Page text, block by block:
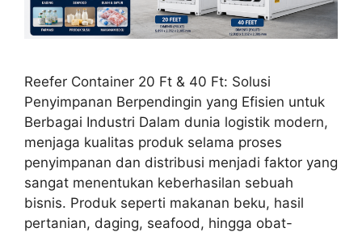
Reefer Container 20 Ft & 40 Ft: Solusi
Penyimpanan Berpendingin yang Efisien untuk
Berbagai Industri Dalam dunia logistik modern,
menjaga kualitas produk selama proses
penyimpanan dan distribusi menjadi faktor yang
sangat menentukan keberhasilan sebuah
bisnis. Produk seperti makanan beku, hasil
pertanian, daging, seafood, hingga obat-